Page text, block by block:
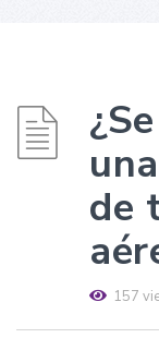
de
157